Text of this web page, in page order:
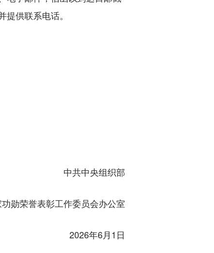
供联系电话。
中共中央组织部
勋荣誉表彰工作委员会办公室
2026年6月1日